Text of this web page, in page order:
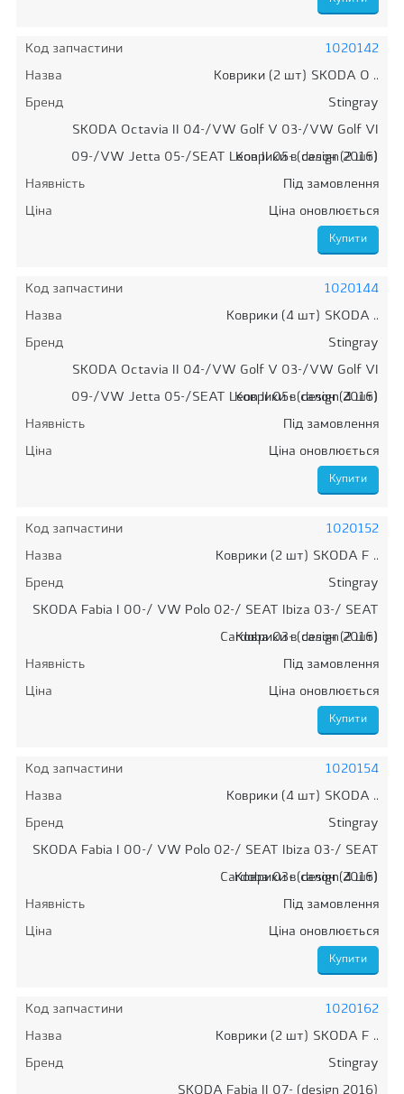
Код запчастини
1020142
Назва
Коврики (2 шт) SKODA O ..
Бренд
Stingray
SKODA Octavia II 04-/VW Golf V 03-/VW Golf VI
09-/VW Jetta 05-/SEAT Leon II 05- (design 2016)
Коврики в салон (2 шт)
Наявність
Під замовлення
Ціна
Ціна оновлюється
Код запчастини
1020144
Назва
Коврики (4 шт) SKODA ..
Бренд
Stingray
SKODA Octavia II 04-/VW Golf V 03-/VW Golf VI
09-/VW Jetta 05-/SEAT Leon II 05- (design 2016)
Коврики в салон (4 шт)
Наявність
Під замовлення
Ціна
Ціна оновлюється
Код запчастини
1020152
Назва
Коврики (2 шт) SKODA F ..
Бренд
Stingray
SKODA Fabia I 00-/ VW Polo 02-/ SEAT Ibiza 03-/ SEAT
Cardoba 03- (design 2016)
Коврики в салон (2 шт)
Наявність
Під замовлення
Ціна
Ціна оновлюється
Код запчастини
1020154
Назва
Коврики (4 шт) SKODA ..
Бренд
Stingray
SKODA Fabia I 00-/ VW Polo 02-/ SEAT Ibiza 03-/ SEAT
Cardoba 03- (design 2016)
Коврики в салон (4 шт)
Наявність
Під замовлення
Ціна
Ціна оновлюється
Код запчастини
1020162
Назва
Коврики (2 шт) SKODA F ..
Бренд
Stingray
SKODA Fabia II 07- (design 2016)